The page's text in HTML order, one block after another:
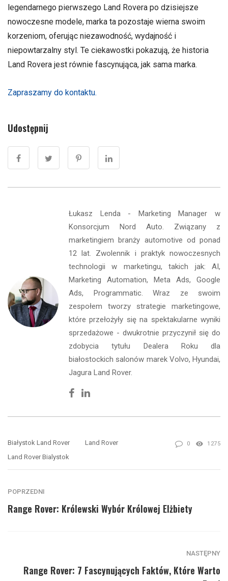
legendarnego pierwszego Land Rovera po dzisiejsze
nowoczesne modele, marka ta pozostaje wierna swoim
korzeniom, oferując niezawodność, wydajność i
niepowtarzalny styl. Te ciekawostki pokazują, że historia
Land Rovera jest równie fascynująca, jak sama marka.
Zapraszamy do kontaktu.
Udostępnij
Łukasz Lenda - Marketing Manager w
Konsorcjum Nord Auto. Związany z
marketingiem branży automotive od ponad
12 lat. Zwolennik i praktyk nowoczesnych
technologii w marketingu, takich jak: AI,
Marketing Automation, Meta Ads, Google
Ads, Programmatic. Wraz ze swoim
zespołem tworzy strategie marketingowe,
które przełożyły się na spektakularne wyniki
sprzedażowe - dwukrotnie przyczynił się do
zdobycia tytułu Dealera Roku dla
białostockich salonów marek Volvo, Hyundai,
Jagura Land Rover.
Facebook
Linkedin
Białystok Land Rover
Land Rover
Land Rover Bialystok
0 1275
POPRZEDNI
Range Rover: Królewski Wybór Królowej Elżbiety
NASTĘPNY
Range Rover: 7 Fascynujących Faktów, Które Warto